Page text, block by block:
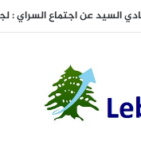
ما دار داخل غرفة المفاوضات